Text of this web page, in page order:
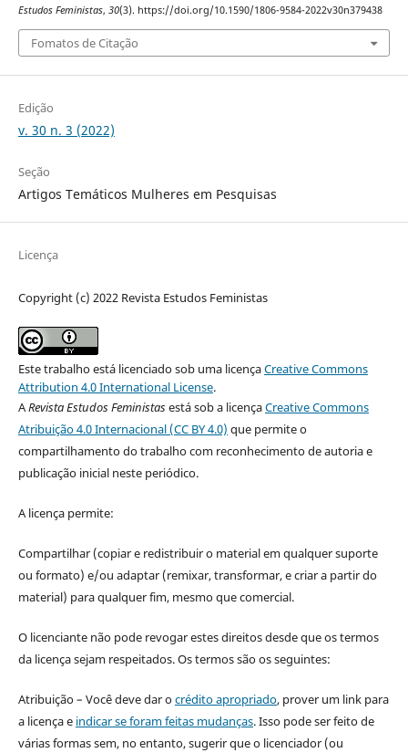
Estudos Feministas, 30(3). https://doi.org/10.1590/1806-9584-2022v30n379438
Fomatos de Citação
Edição
v. 30 n. 3 (2022)
Seção
Artigos Temáticos Mulheres em Pesquisas
Licença
Copyright (c) 2022 Revista Estudos Feministas
Este trabalho está licenciado sob uma licençaCreative Commons
Attribution 4.0 International License.
ARevista Estudos Feministasestá sob a licençaCreative Commons
Atribuição 4.0 Internacional (CC BY 4.0) que permite o
compartilhamento do trabalho com reconhecimento de autoria e
publicação inicial neste periódico.
A licença permite:
Compartilhar (copiar e redistribuir o material em qualquer suporte
ou formato) e/ou adaptar (remixar, transformar, e criar a partir do
material) para qualquer fim, mesmo que comercial.
O licenciante não pode revogar estes direitos desde que os termos
da licença sejam respeitados. Os termos são os seguintes:
Atribuição – Você deve dar ocrédito apropriado, prover um link para
a licença e indicar se foram feitas mudanças. Isso pode ser feito de
várias formas sem, no entanto, sugerir que o licenciador (ou